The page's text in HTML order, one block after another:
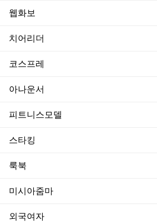
웹화보
치어리더
코스프레
아나운서
피트니스모델
스타킹
룩북
미시아줌마
외국여자